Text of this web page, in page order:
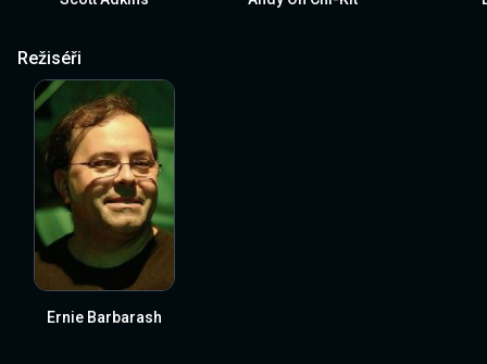
Režiséři
Ernie Barbarash